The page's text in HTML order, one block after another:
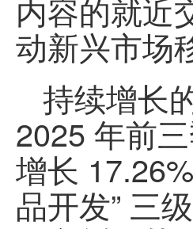
内容的就近
动新兴市场
持续增长
2025 年前
增长
品开发” 三